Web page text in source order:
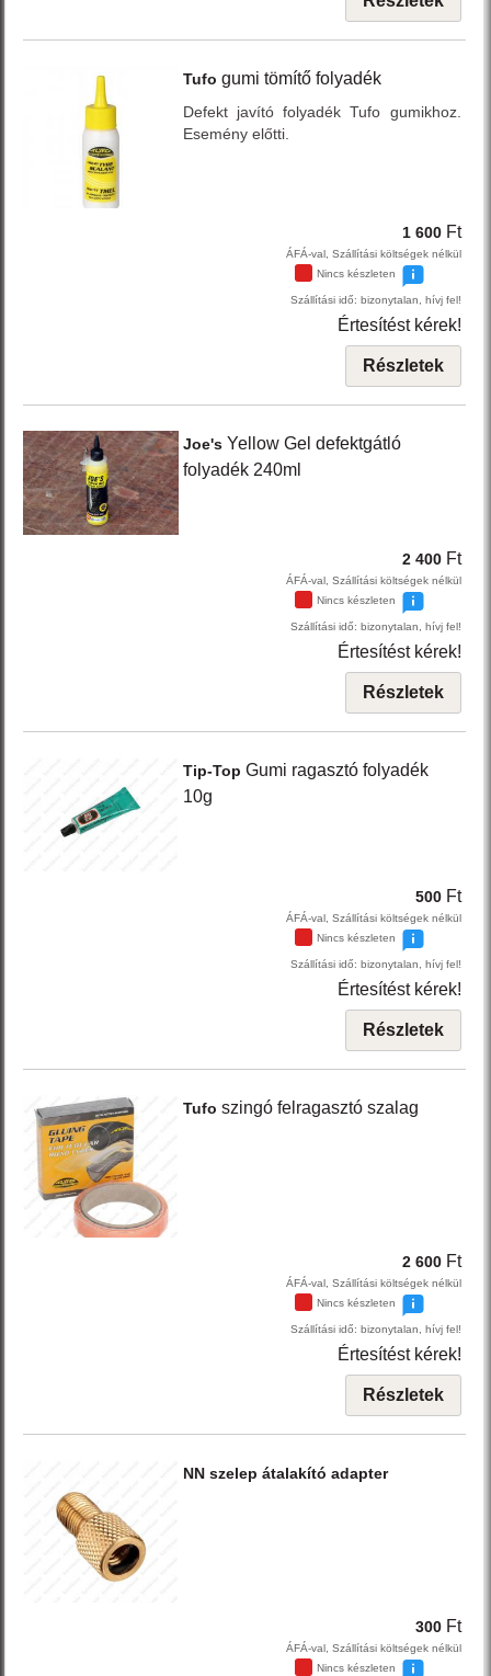
Tufo gumi tömítő folyadék
Defekt javító folyadék Tufo gumikhoz.
Esemény előtti.
1 600 Ft
ÁFÁ-val, Szállítási költségek nélkül
Nincs készleten
Szállítási idő: bizonytalan, hívj fel!
Értesítést kérek!
Részletek
Joe's Yellow Gel defektgátló
folyadék 240ml
2 400 Ft
ÁFÁ-val, Szállítási költségek nélkül
Nincs készleten
Szállítási idő: bizonytalan, hívj fel!
Értesítést kérek!
Részletek
Tip-Top Gumi ragasztó folyadék
10g
500 Ft
ÁFÁ-val, Szállítási költségek nélkül
Nincs készleten
Szállítási idő: bizonytalan, hívj fel!
Értesítést kérek!
Részletek
Tufo szingó felragasztó szalag
2 600 Ft
ÁFÁ-val, Szállítási költségek nélkül
Nincs készleten
Szállítási idő: bizonytalan, hívj fel!
Értesítést kérek!
Részletek
NN szelep átalakító adapter
300 Ft
ÁFÁ-val, Szállítási költségek nélkül
Nincs készleten